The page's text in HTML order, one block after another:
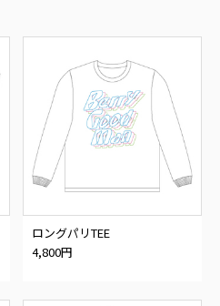
ロングパリTEE
4,800円